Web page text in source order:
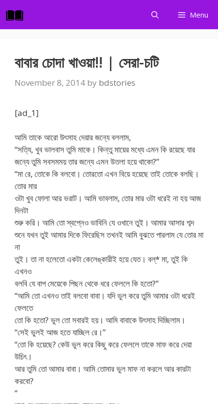
to
content
Menu
বাবার চোদা খাওয়া!! | সেরা-চটি
November 8, 2014 by bdstories
[ad_1]
আমি তাকে আরো উৎসাহ দেয়ার জন্যে বললাম,
“সত্যি, খুব ভালবাস তুমি মাকে। কিন্তু মায়ের মধ্যে এমন কি রয়েছে যার
জন্যে তুমি সবসমময় তার জন্যে এমন উতলা হয়ে থাকো?”
“মা রে, তোকে কি বলবো। তোরতো এখন বিয়ে হয়েছে তাই তোকে বলছি।
তোর মার
ওটা খুব ফোলা আর ভরাট। আমি ভাবলাম, তোর মার ওটা ধরেই না হয় আজ
দিনটা
শুরু করি। আমি তো স্বপ্নেও ভাবিনি যে ওখানে তুই। আমার আসার শব্দ
শুনে যখন তুই আমার দিকে ফিরেছিস তখনই আমি বুঝতে পারলাম যে তোর মা
না
তুই। তা না হলেতো একটা কেলেঙ্কারীই হয়ে যেত। বল্* মা, তুই কি
এখনও
বলবি যে বাপ মেয়েকে পিছন থেকে ধরে ফেললে কি হতো?”
“আমি তো এখনও তাই বলবো বাবা। যদি ভুল করে তুমি আমার ওটা ধরেই
ফেলতে
তো কি হতো? ভুল তো সবারই হয়। আমি বাবাকে উৎসাহ দিচ্ছিলাম।
“সেই ভুলই আজ হতে যাচ্ছিল রে।”
“তো কি হয়েছে? কেউ ভুল করে কিছু করে ফেললে তাকে মাফ করে দেয়া
উচিৎ।
আর তুমি তো আমার বাবা। আমি তোমার ভুল মাফ না করলে আর কারটা
করবো?
”